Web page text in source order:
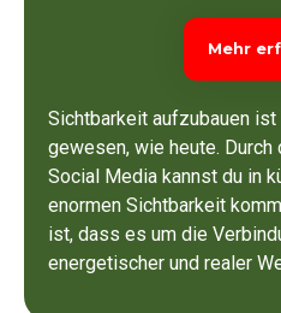
Mehr
Sichtbarkeit aufzubauen
gewesen, wie heute.
Social Media kannst du in
enormen Sichtbarkeit
ist, dass es um die
energetischer und realer